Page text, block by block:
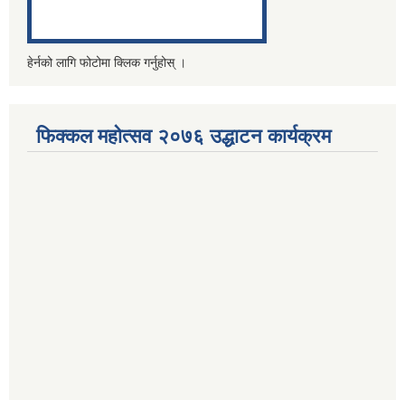
हेर्नको लागि फोटोमा क्लिक गर्नुहोस् ।
फिक्कल महोत्सव २०७६ उद्धाटन कार्यक्रम